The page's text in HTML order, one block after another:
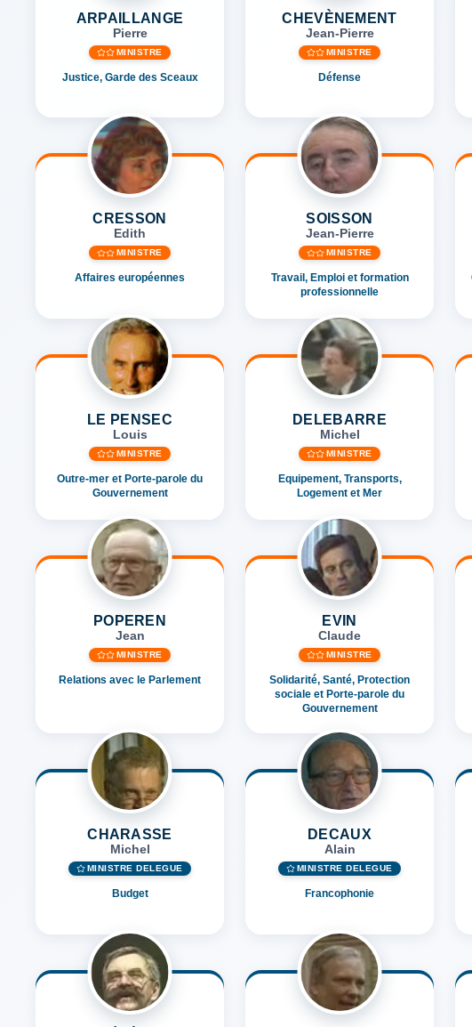
ARPAILLANGE
Pierre
MINISTRE
Justice, Garde des Sceaux
CHEVÈNEMENT
Jean-Pierre
MINISTRE
Défense
CRESSON
Edith
MINISTRE
Affaires européennes
SOISSON
Jean-Pierre
MINISTRE
Travail, Emploi et formation
professionnelle
LE PENSEC
Louis
MINISTRE
Outre-mer et Porte-parole du
Gouvernement
DELEBARRE
Michel
MINISTRE
Equipement, Transports,
Logement et Mer
POPEREN
Jean
MINISTRE
Relations avec le Parlement
EVIN
Claude
MINISTRE
Solidarité, Santé, Protection
sociale et Porte-parole du
Gouvernement
CHARASSE
Michel
MINISTRE DÉLÉGUÉ
Budget
DECAUX
Alain
MINISTRE DÉLÉGUÉ
Francophonie